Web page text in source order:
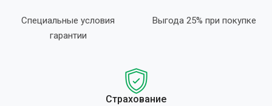
Специальные условия
гарантии
Выгода 25% при покупке
Страхование